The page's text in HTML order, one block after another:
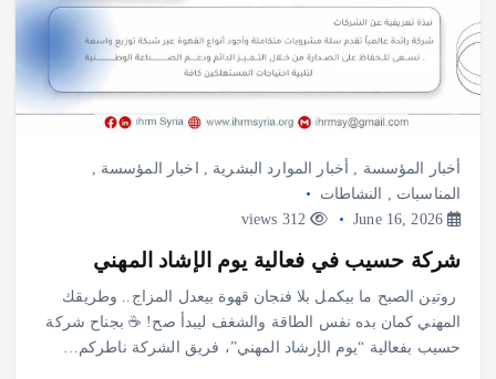
أخبار المؤسسة أخبار الموارد البشرية اخبار المؤسسة
المناسبات
النشاطات
June 16, 2026
312 views
شركة حسيب في فعالية يوم الإشاد المهني
روتين الصبح ما بيكمل بلا فنجان قهوة بيعدل المزاج.. وطريقك
المهني كمان بده نفس الطاقة والشغف ليبدأ صح! ☕️ بجناح شركة
حسيب بفعالية “يوم الإرشاد المهني”، فريق الشركة ناطركم…